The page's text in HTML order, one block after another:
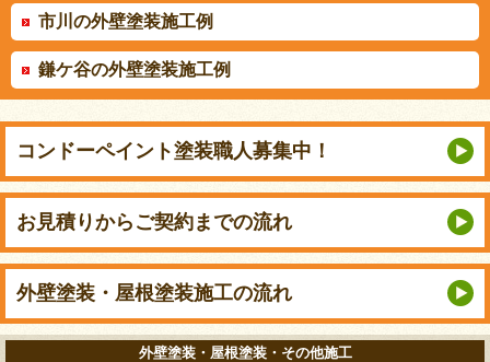
市川の外壁塗装施工例
鎌ケ谷の外壁塗装施工例
コンドーペイント塗装職人募集中！
お見積りから ご契約までの流れ
外壁塗装・屋根塗装施工の流れ
外壁塗装・屋根塗装・その他施工